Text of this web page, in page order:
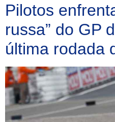
Pilotos
russa” do GP
última rodada